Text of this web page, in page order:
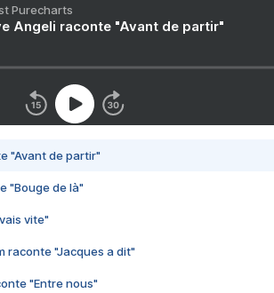
Purecharts
Angeli raconte "Avant de partir"
"Avant de partir"
"Bouge de là"
vite"
raconte "Jacques a dit"
"Entre nous"